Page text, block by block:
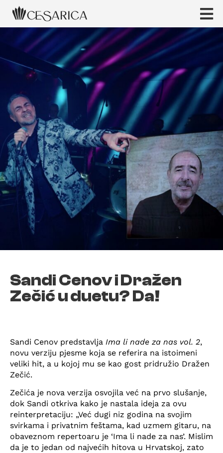
Sandi Cenov i Dražen
Zečić u duetu? Da!
Sandi Cenov predstavlja Ima li nade za nas vol. 2,
novu verziju pjesme koja se referira na istoimeni
veliki hit, a u kojoj mu se kao gost pridružio Dražen
Zečić.
Zečića je nova verzija osvojila već na prvo slušanje,
dok Sandi otkriva kako je nastala ideja za ovu
reinterpretaciju: „Već dugi niz godina na svojim
svirkama i privatnim feštama, kad uzmem gitaru, na
obaveznom repertoaru je ‘Ima li nade za nas’. Mislim
da je to jedan od najvećih hitova u Hrvatskoj, zato